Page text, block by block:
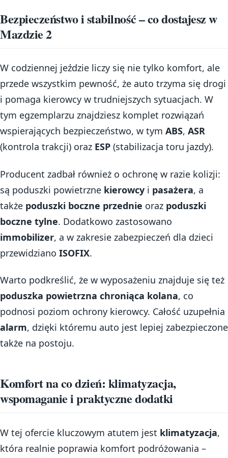
Bezpieczeństwo i stabilność – co dostajesz w
Mazdzie 2
W codziennej jeździe liczy się nie tylko komfort, ale
przede wszystkim pewność, że auto trzyma się drogi
i pomaga kierowcy w trudniejszych sytuacjach. W
tym egzemplarzu znajdziesz komplet rozwiązań
wspierających bezpieczeństwo, w tym ABS, ASR
(kontrola trakcji) oraz ESP (stabilizacja toru jazdy).
Producent zadbał również o ochronę w razie kolizji:
są poduszki powietrzne kierowcy i pasażera, a
także poduszki boczne przednie oraz poduszki
boczne tylne. Dodatkowo zastosowano
immobilizer, a w zakresie zabezpieczeń dla dzieci
przewidziano ISOFIX.
Warto podkreślić, że w wyposażeniu znajduje się też
poduszka powietrzna chroniąca kolana, co
podnosi poziom ochrony kierowcy. Całość uzupełnia
alarm, dzięki któremu auto jest lepiej zabezpieczone
także na postoju.
Komfort na co dzień: klimatyzacja,
wspomaganie i praktyczne dodatki
W tej ofercie kluczowym atutem jest klimatyzacja,
która realnie poprawia komfort podróżowania –